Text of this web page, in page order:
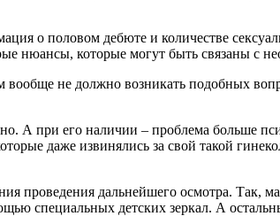
о половом дебюте и количестве
нюансы, которые могут быть связаны
не должно возникать подобных
А при его наличии – проблема больше
даже извинялись за свой такой
проведения дальнейшего осмотра. Так,
специальных детских зеркал. А